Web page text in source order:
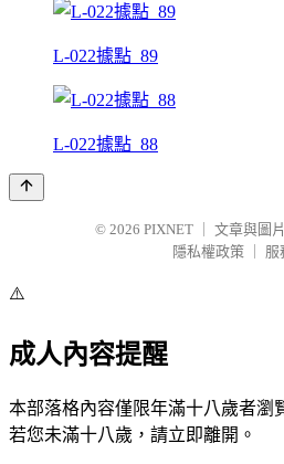
L-022據點_89
L-022據點_88
© 2026 PIXNET
文章與圖
隱私權政策
服
⚠️
成人內容提醒
本部落格內容僅限年滿十八歲者瀏
若您未滿十八歲，請立即離開。